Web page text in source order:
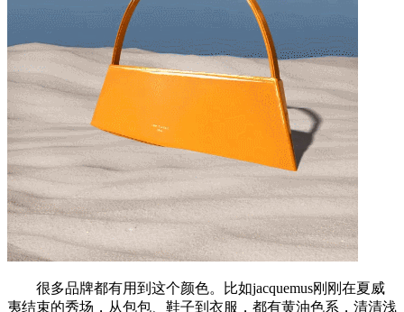
很多品牌都有用到这个颜色。比如jacquemus刚刚在夏威
夷结束的秀场，从包包、鞋子到衣服，都有黄油色系，清清浅